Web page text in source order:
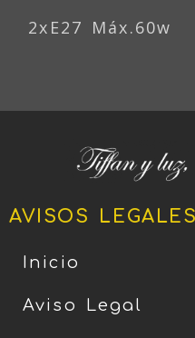
2xE27 Máx.60w
AVISOS LEGALES
Inicio
Aviso Legal